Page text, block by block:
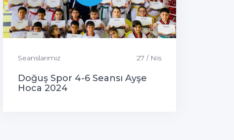
Seanslarımız 27 / Nis
Doğuş Spor 4-6 Seansı Ayşe
Hoca 2024